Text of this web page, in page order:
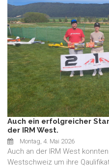
Auch ein erfolgreicher
der IRM West.
Montag, 4. Mai 2026
Auch an der IRM West
Westschweiz um ihre